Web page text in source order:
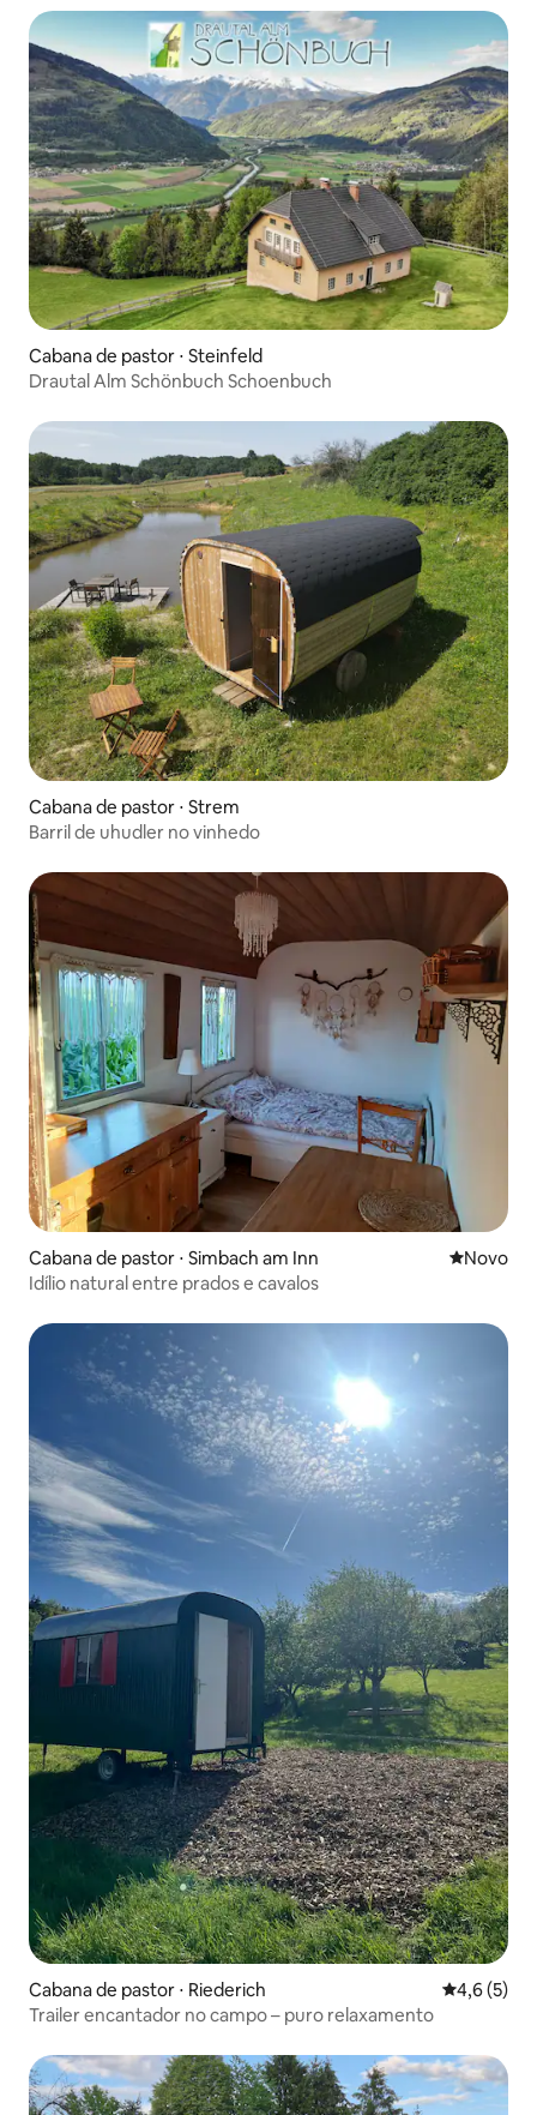
Cabana de pastor ⋅ Steinfeld
Drautal Alm Schönbuch Schoenbuch
Cabana de pastor ⋅ Strem
Barril de uhudler no vinhedo
Cabana de pastor ⋅ Simbach am Inn Novo
Novo
Idílio natural entre prados e cavalos
Cabana de pastor ⋅ Riederich 4,6 de
4,6 (5)
Trailer encantador no campo – puro relaxamento